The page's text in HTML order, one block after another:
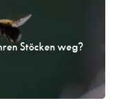
Stöcken weg?